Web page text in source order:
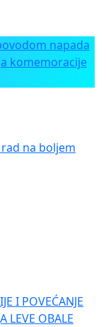
napada
komemoracije
na boljem
I POVEĆANJE
LEVE OBALE